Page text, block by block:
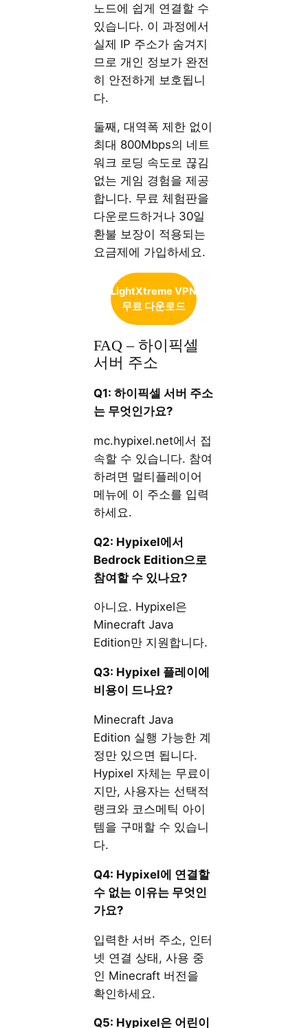
노드에 쉽게 연결할 수
있습니다. 이 과정에서
실제 IP 주소가 숨겨지
므로 개인 정보가 완전
히 안전하게 보호됩니
다.
둘째, 대역폭 제한 없이
최대 800Mbps의 네트
워크 로딩 속도로 끊김
없는 게임 경험을 제공
합니다. 무료 체험판을
다운로드하거나 30일
환불 보장이 적용되는
요금제에 가입하세요.
LightXtreme VPN
무료 다운로드
FAQ – 하이픽셀
서버 주소
Q1: 하이픽셀 서버 주소
는 무엇인가요?
mc.hypixel.net에서 접
속할 수 있습니다. 참여
하려면 멀티플레이어
메뉴에 이 주소를 입력
하세요.
Q2: Hypixel에서
Bedrock Edition으로
참여할 수 있나요?
아니요. Hypixel은
Minecraft Java
Edition만 지원합니다.
Q3: Hypixel 플레이에
비용이 드나요?
Minecraft Java
Edition 실행 가능한 계
정만 있으면 됩니다.
Hypixel 자체는 무료이
지만, 사용자는 선택적
랭크와 코스메틱 아이
템을 구매할 수 있습니
다.
Q4: Hypixel에 연결할
수 없는 이유는 무엇인
가요?
입력한 서버 주소, 인터
넷 연결 상태, 사용 중
인 Minecraft 버전을
확인하세요.
Q5: Hypixel은 어린이